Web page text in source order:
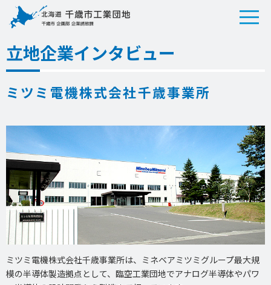
立地企業インタビュー
ミツミ電機株式会社千歳事業所
ミツミ電機株式会社千歳事業所は、ミネベアミツミグループ最大規
模の半導体製造拠点として、臨空工業団地でアナログ半導体やパワ